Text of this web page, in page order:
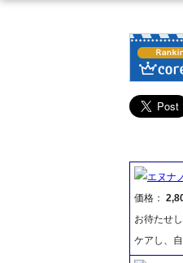
エヌナ
価格：
お待たせ
ケアし、